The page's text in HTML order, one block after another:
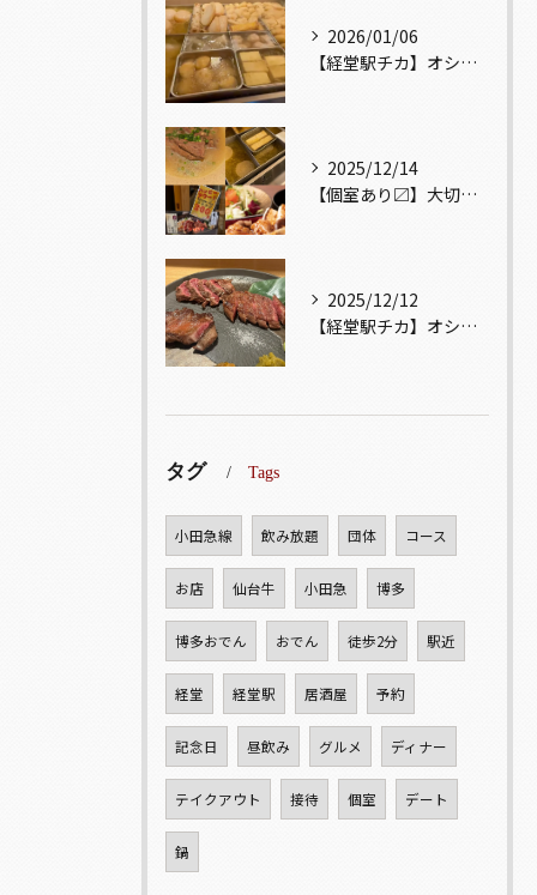
2026/01/06
【経堂駅チカ】オシャレ居酒屋🏮出汁が美味しいおでんがオススメ...
2025/12/14
【個室あり〼】大切な記念日、お祝い事でのご来店ぜひお待ちして...
2025/12/12
【経堂駅チカ】オシャレ居酒屋🏮自慢のお肉が楽しめる🐃お得なコ...
タグ Tags
小田急線 飲み放題 団体 コース
お店 仙台牛 小田急 博多
博多おでん おでん 徒歩2分 駅近
経堂 経堂駅 居酒屋 予約
記念日 昼飲み グルメ ディナー
テイクアウト 接待 個室 デート
鍋